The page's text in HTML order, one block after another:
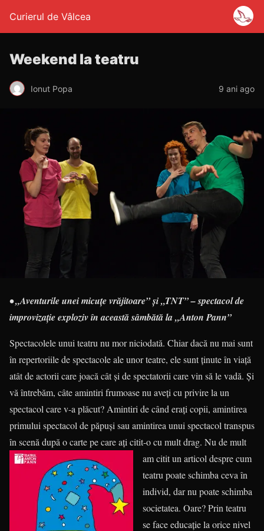
Curierul de Vâlcea
Weekend la teatru
Ionut Popa 9 ani ago
• „Aventurile unei micuțe vrăjitoare” și „TNT” – spectacol de
improvizaţie exploziv în această sâmbătă la „Anton Pann”
Spectacolele unui teatru nu mor niciodată. Chiar dacă nu mai sunt
în repertoriile de spectacole ale unor teatre, ele sunt ținute în viață
atât de actorii care joacă cât și de spectatorii care vin să le vadă. Și
vă întrebăm, câte amintiri frumoase nu aveți cu privire la un
spectacol care v-a plăcut? Amintiri de când erați copii, amintirea
primului spectacol de păpuși sau amintirea unui spectacol transpus
în scenă după o carte pe care ați citit-o cu mult drag. Nu de mult
am citit un articol despre cum
teatru poate schimba ceva în
individ, dar nu poate schimba
societatea. Oare? Prin teatru
se face educație la orice nivel